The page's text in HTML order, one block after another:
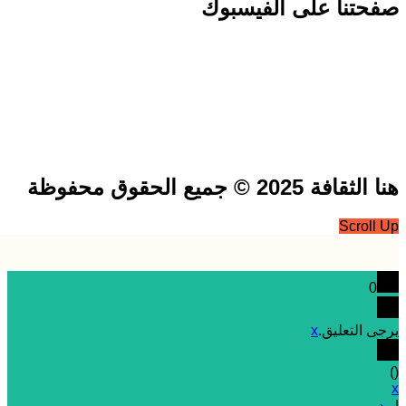
على الفيسبوك
2025 © جميع الحقوق محفوظة
التعليق.x